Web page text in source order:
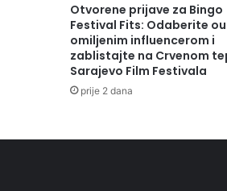
Otvorene prijave za Bingo
Festival Fits: Odaberite
omiljenim influencerom i
zablistajte na Crvenom
Sarajevo Film Festivala
prije 2 dana